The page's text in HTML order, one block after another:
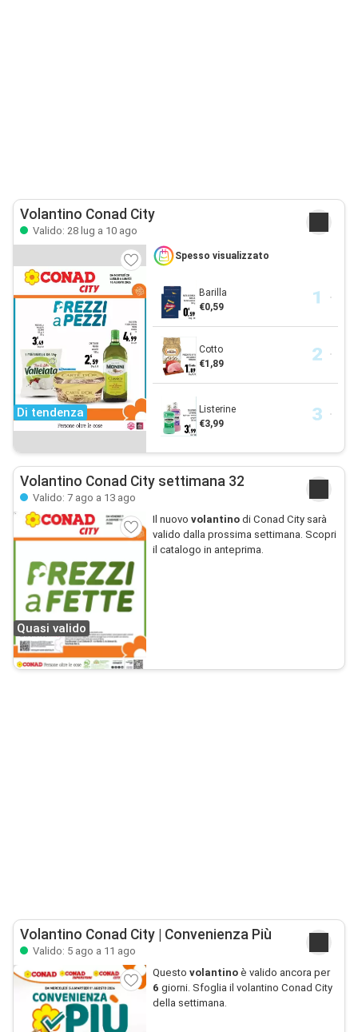
Volantino Conad City
Valido: 28 lug a 10 ago
Di tendenza
Spesso visualizzato
Barilla
€0,59
Cotto
€1,89
Listerine
€3,99
Volantino Conad City settimana 32
Valido: 7 ago a 13 ago
Quasi valido
Il nuovo volantinodi Conad City sarà
valido dalla prossima settimana. Scopri
il catalogo in anteprima.
Volantino Conad City | Convenienza Più
Valido: 5 ago a 11 ago
Questo volantinoè valido ancora per
6 giorni. Sfoglia il volantino Conad City
della settimana.